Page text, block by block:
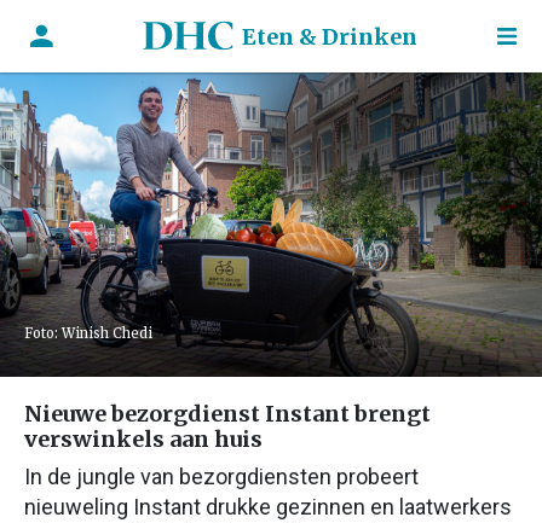
Eten & Drinken
Foto: Winish Chedi
Nieuwe bezorgdienst Instant brengt
verswinkels aan huis
In de jungle van bezorgdiensten probeert
nieuweling Instant drukke gezinnen en laatwerkers